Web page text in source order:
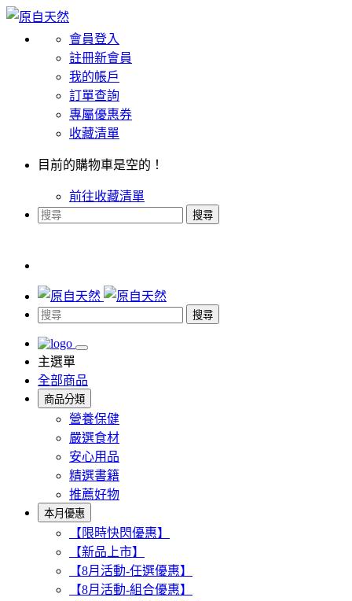
會員登入
註冊新會員
我的帳戶
訂單查詢
專屬優惠券
收藏清單
目前的購物車是空的！
前往收藏清單
搜尋
搜尋
主選單
全部商品
商品分類
營養保健
嚴選食材
安心用品
精選書籍
推薦好物
本月優惠
【限時快閃優惠】
【新品上市】
【8月活動-任選優惠】
【8月活動-組合優惠】